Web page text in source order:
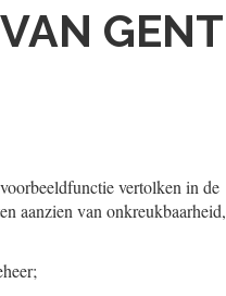
GENT
vertolken in de
aanzien van onkreukbaarheid,